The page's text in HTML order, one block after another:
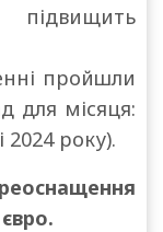
пройшли
для місяця:
2024 року).